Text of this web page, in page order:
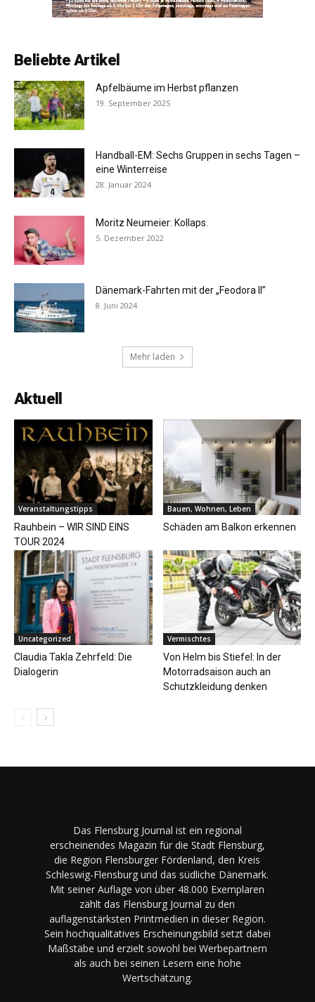
Beliebte Artikel
Apfelbäume im Herbst pflanzen
19. September 2025
Handball-EM: Sechs Gruppen in sechs Tagen –
eine Winterreise
28. Januar 2024
Moritz Neumeier: Kollaps.
5. Dezember 2022
Dänemark-Fahrten mit der „Feodora II”
8. Juni 2024
Mehr laden
Aktuell
Veranstaltungstipps
Rauhbein – WIR SIND EINS
TOUR 2024
Bauen, Wohnen, Leben
Schäden am Balkon erkennen
Uncategorized
Claudia Takla Zehrfeld: Die
Dialogerin
Vermischtes
Von Helm bis Stiefel: In der
Motorradsaison auch an
Schutzkleidung denken
Das Flensburg Journal ist ein regional
erscheinendes Magazin für die Stadt Flensburg,
die Region Flensburger Fördenland, den Kreis
Schleswig-Flensburg und das südliche Dänemark.
Mit seiner Auflage von über 48.000 Exemplaren
zählt das Flensburg Journal zu den
auflagenstärksten Printmedien in dieser Region.
Sein hochqualitatives Erscheinungsbild setzt dabei
Maßstäbe und erzielt sowohl bei Werbepartnern
als auch bei seinen Lesern eine hohe
Wertschätzung.